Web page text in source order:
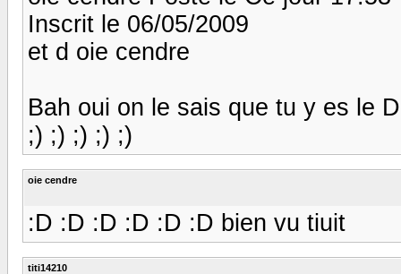
Inscrit le 06/05/2009
et d oie cendre
Bah oui on le sais que tu y es le
;) ;) ;) ;) ;)
oie cendre
:D :D :D :D :D :D bien vu tiuit
titi14210